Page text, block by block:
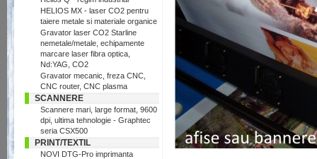
HELIOS MX - laser CO2 pentru
taiere metale si materiale organice
Gravator laser CO2 Starline
nemetale/metale, echipamente
marcare laser fibra optica,
Nd:YAG, CO2
Gravator mecanic, freza CNC,
CNC router, CNC plasma
SCANNERE
Scannere mari, large format, 9600
dpi, ultima tehnologie - Graphtec
seria CSX500
PRINT/TEXTIL
NOVI DTG-Pro imprimanta